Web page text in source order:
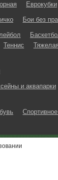
Еврокубки
Бои без
Теннис
и аквапарки